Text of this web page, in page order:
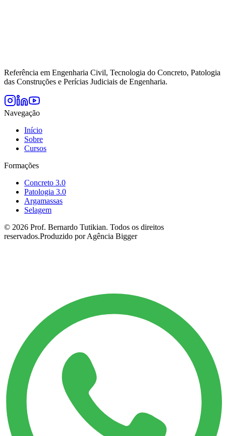
Referência em Engenharia Civil, Tecnologia do Concreto, Patologia
das Construções e Perícias Judiciais de Engenharia.
Navegação
Início
Sobre
Cursos
Formações
Concreto 3.0
Patologia 3.0
Argamassas
Selagem
© 2026 Prof. Bernardo Tutikian. Todos os direitos
reservados.Produzido por Agência Bigger